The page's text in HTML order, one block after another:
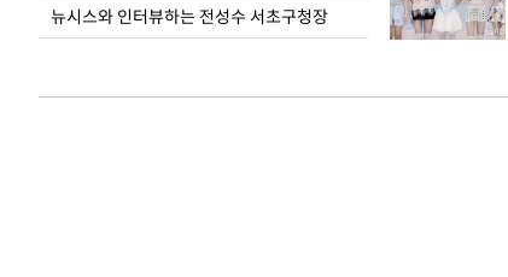
뉴시스와 인터뷰하는 전성수 서초구청장